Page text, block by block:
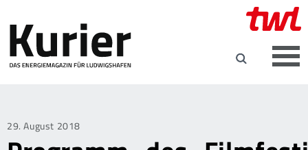
Posted
on
29. August 2018